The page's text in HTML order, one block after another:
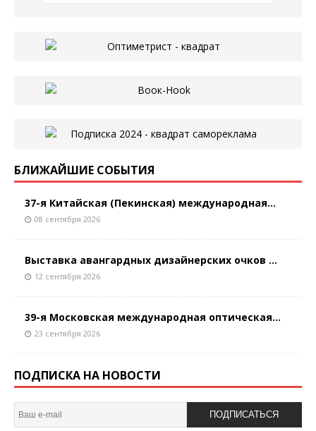
БЛИЖАЙШИЕ СОБЫТИЯ
37-я Китайская (Пекинская) международная...
08 сентября 2026
Выставка авангардных дизайнерских очков ...
12 сентября 2026
39-я Московская международная оптическая...
23 сентября 2026
ПОДПИСКА НА НОВОСТИ
ПОДПИСАТЬСЯ